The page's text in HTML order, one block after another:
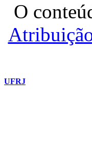
O
UFRJ